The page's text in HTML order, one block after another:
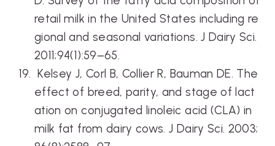
retail milk in the United States including re
gional and seasonal variations. J Dairy Sci.
2011;94(1):59–65.
Kelsey J, Corl B, Collier R, Bauman DE. The
effect of breed, parity, and stage of lact
ation on conjugated linoleic acid (CLA) in
milk fat from dairy cows. J Dairy Sci. 2003;